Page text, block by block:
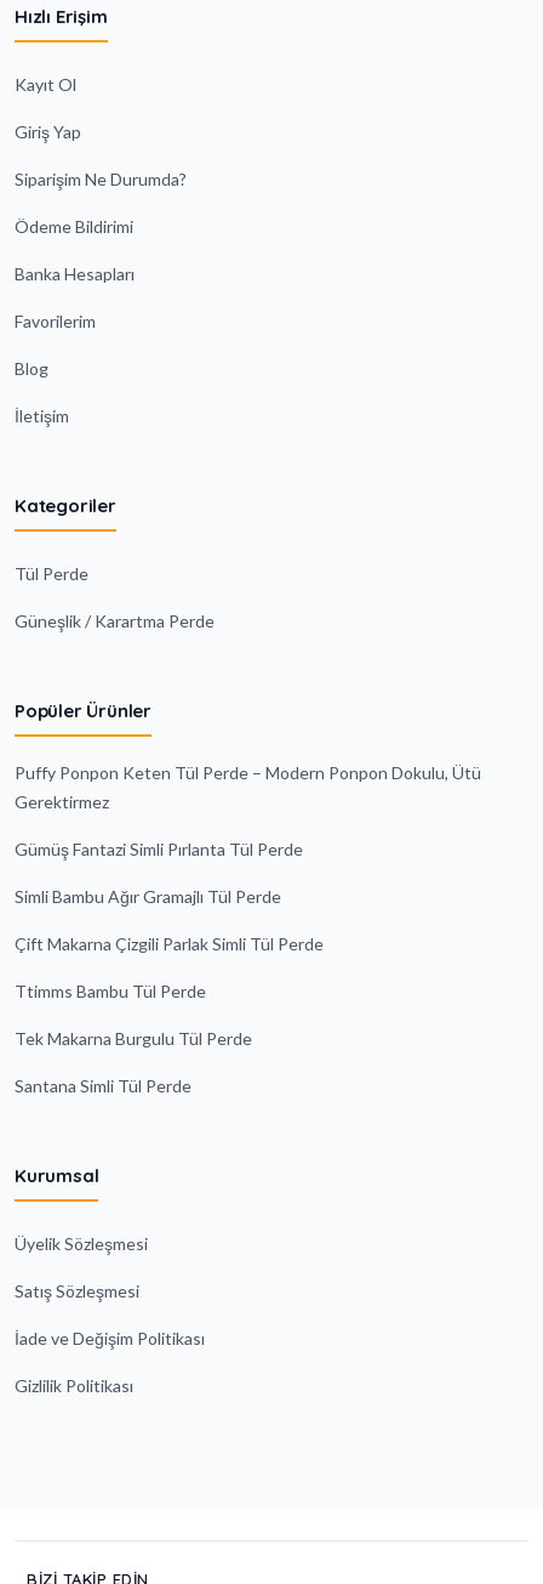
Hızlı Erişim
Kayıt Ol
Giriş Yap
Siparişim Ne Durumda?
Ödeme Bildirimi
Banka Hesapları
Favorilerim
Blog
İletişim
Kategoriler
Tül Perde
Güneşlik / Karartma Perde
Popüler Ürünler
Puffy Ponpon Keten Tül Perde – Modern Ponpon Dokulu, Ütü
Gerektirmez
Gümüş Fantazi Simli Pırlanta Tül Perde
Simli Bambu Ağır Gramajlı Tül Perde
Çift Makarna Çizgili Parlak Simli Tül Perde
Ttimms Bambu Tül Perde
Tek Makarna Burgulu Tül Perde
Santana Simli Tül Perde
Kurumsal
Üyelik Sözleşmesi
Satış Sözleşmesi
İade ve Değişim Politikası
Gizlilik Politikası
BIZI TAKIP EDIN